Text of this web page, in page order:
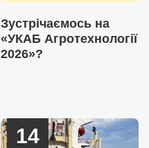
Зустрічаємось на
«УКАБ Агротехнології
2026»?
14